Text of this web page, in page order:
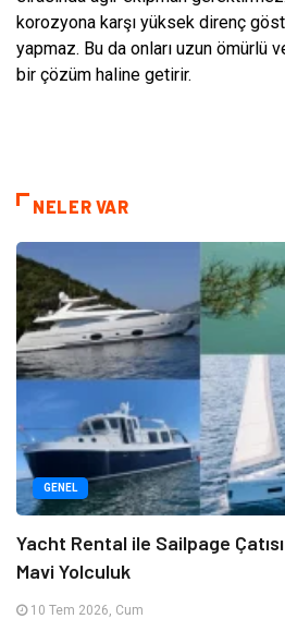
korozyona karşı yüksek direnç
yapmaz. Bu da onları uzun ömürlü
bir çözüm haline getirir.
NELER VAR
GENEL
Yacht Rental ile Sailpage
Mavi Yolculuk
10 Tem 2026, Cum